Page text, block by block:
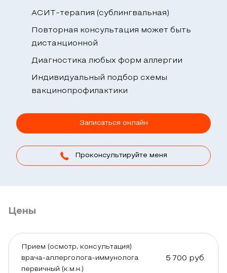
АСИТ-терапия (сублингвальная)
Повторная консультация может быть
дистанционной
Диагностика любых форм аллергии
Индивидуальный подбор схемы
вакцинопрофилактики
Записаться онлайн
Проконсультируйте меня
Цены
Прием (осмотр, консультация)
врача-аллерголога-иммунолога
первичный (к.м.н.)
5 700 руб.